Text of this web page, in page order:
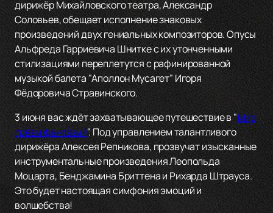
дирижёр Михайловского театра, Александр
Соловьев, обещает исполнение знаковых
произведений двух гениальных композиторов. Опусы
Альфреда Гарриевича Шнитке с их утонченными
стилизациями переплетутся с рафинированной
музыкой балета "Аполлон Мусагет" Игоря
Фёдоровича Стравинского.
3 июня вас ждёт захватывающее путешествие в "Мир
грёз и фантазий". Под управлением талантливого
дирижёра Алексея Репникова, прозвучат изысканные
инструментальные произведения Леопольда
Моцарта, Бенджамина Бриттена и Рихарда Штрауса.
Это будет настоящая симфония эмоций и
волшебства!